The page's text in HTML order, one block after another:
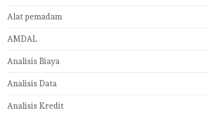
Alat pemadam
AMDAL
Analisis Biaya
Analisis Data
Analisis Kredit